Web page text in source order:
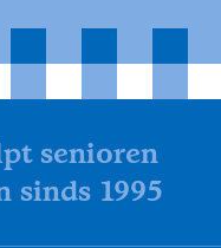
senioren
sinds 1995